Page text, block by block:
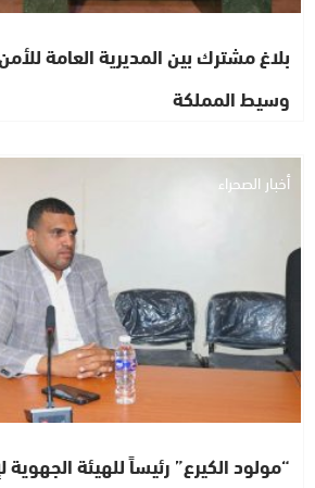
بلاغ مشترك بين المديرية العامة
وسيط المملكة
أخبار الصحراء
“مولود الكيرع” رئيساً للهيئة